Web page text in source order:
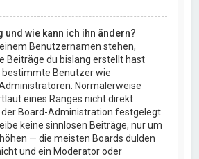
und wie kann ich ihn ändern?
Benutzernamen stehen,
Beiträge du bislang erstellt hast
Benutzer wie
Normalerweise
eines Ranges nicht direkt
der Board-Administration festgelegt
keine sinnlosen Beiträge, nur um
— die meisten Boards dulden
und ein Moderator oder